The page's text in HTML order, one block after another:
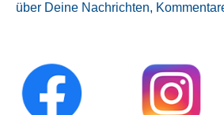
über Deine Nachrichten,